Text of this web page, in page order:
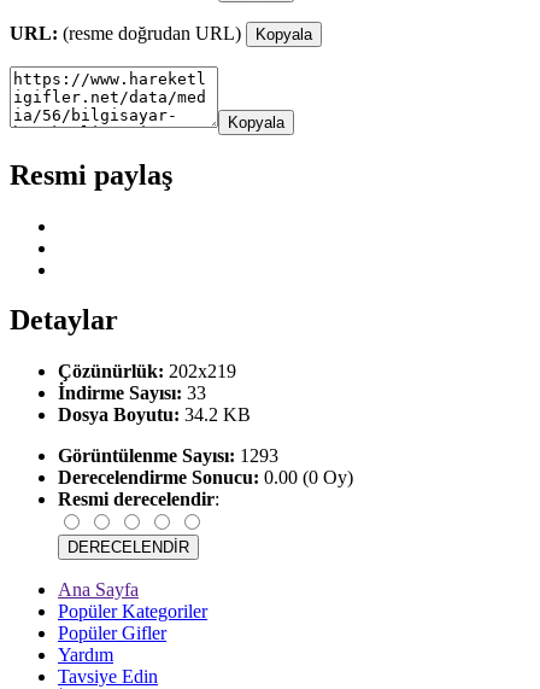
URL: (resme doğrudan URL) Kopyala
Kopyala
Resmi paylaş
Detaylar
Çözünürlük: 202x219
İndirme Sayısı: 33
Dosya Boyutu: 34.2 KB
Görüntülenme Sayısı: 1293
Derecelendirme Sonucu: 0.00 (0 Oy)
Resmi derecelendir:
Ana Sayfa
Popüler Kategoriler
Popüler Gifler
Yardım
Tavsiye Edin